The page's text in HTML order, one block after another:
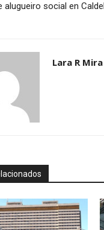
alugueiro social en
Lara R Mira